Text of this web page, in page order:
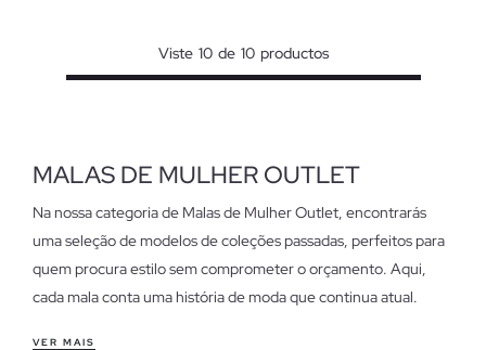
Viste 10 de 10 productos
MALAS DE MULHER OUTLET
Na nossa categoria de Malas de Mulher Outlet, encontrarás
uma seleção de modelos de coleções passadas, perfeitos para
quem procura estilo sem comprometer o orçamento. Aqui,
cada mala conta uma história de moda que continua atual.
Características das malas de mulher outlet
VER MAIS